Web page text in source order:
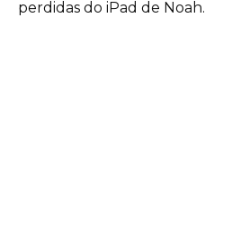
perdidas do iPad de Noah.